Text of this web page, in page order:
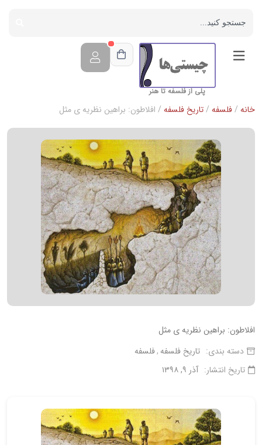
پلی از فلسفه تا هنر
خانه /فلسفه /تاریخ فلسفه / افلاطون: براهین نظریه ی مثل
افلاطون: براهین نظریه ی مثل
دسته بندی: تاریخ فلسفه فلسفه
تاریخ انتشار: آذر ۹, ۱۳۹۸